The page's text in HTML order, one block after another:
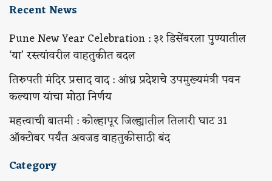
Recent News
Pune New Year Celebration : ३१ डिसेंबरला पुण्यातील
‘या’ रस्त्यांवरील वाहतुकीत बदल
तिरुपती मंदिर प्रसाद वाद : आंध्र प्रदेशचे उपमुख्यमंत्री पवन
कल्याण यांचा मोठा निर्णय
महत्त्वाची बातमी : कोल्हापूर जिल्ह्यातील तिलारी घाट 31
ऑक्टोबर पर्यंत अवजड वाहतुकीसाठी बंद
Category